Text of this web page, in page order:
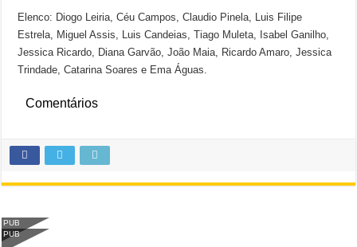
Elenco: Diogo Leiria, Céu Campos, Claudio Pinela, Luis Filipe
Estrela, Miguel Assis, Luis Candeias, Tiago Muleta, Isabel Ganilho,
Jessica Ricardo, Diana Garvão, João Maia, Ricardo Amaro, Jessica
Trindade, Catarina Soares e Ema Águas.
Comentários
PUB
PUB